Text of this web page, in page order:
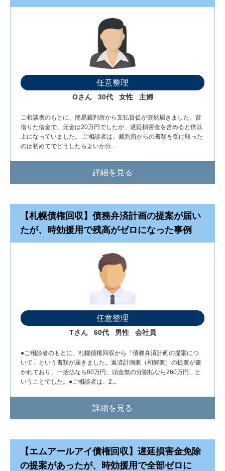
任意整理
Oさん 30代 女性 主婦
ご相談者のもとに、簡易裁判所から支払督促が突然届きました。昔
借りた借金で、元金は20万円でしたが、遅延損害金を含めると倍以
上になっていました。 ご相談者は、裁判所からの書類を受け取った
のは初めてでどうしたらよいか分...
詳細を見る
【札幌債権回収】債務弁済計画の提案が届い
たが、時効援用で残高がゼロになった事例
任意整理
Tさん 60代 男性 会社員
●ご相談者のもとに、札幌債権回収から「債務弁済計画の提案につ
いて」という書類が届きました。返済計画案（和解案）の提案が書
かれており、一括払なら80万円、頭金無の分割払なら260万円、と
いうことでした。●ご相談者は、2...
詳細を見る
【エムアールアイ債権回収】遅延損害金免除
の提案があったが、時効援用で全部ゼロに